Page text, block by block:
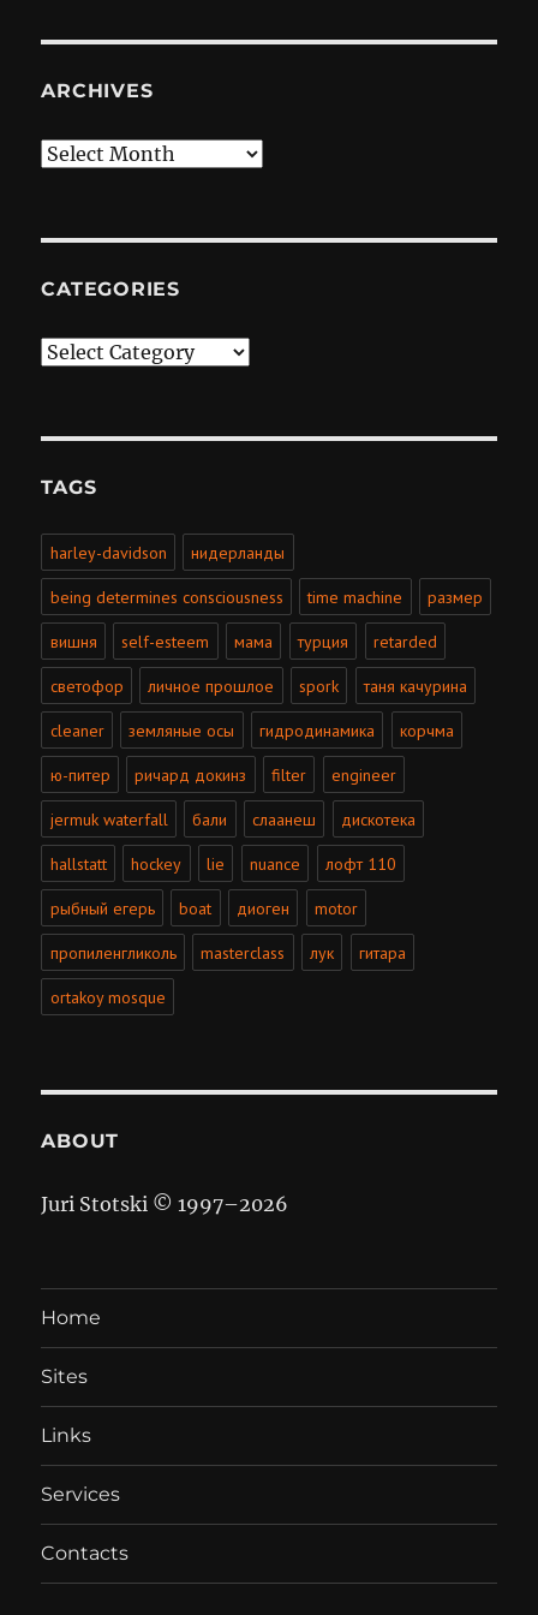
ARCHIVES
Archives
CATEGORIES
Categories
TAGS
harley-davidson нидерланды
being determines consciousness time machine размер
вишня self-esteem мама турция retarded
светофор личное прошлое spork таня качурина
cleaner земляные осы гидродинамика корчма
ю-питер ричард докинз filter engineer
jermuk waterfall бали слаанеш дискотека
hallstatt hockey lie nuance лофт 110
рыбный егерь boat диоген motor
пропиленгликоль masterclass лук гитара
ortakoy mosque
ABOUT
Juri Stotski © 1997–2026
Home
Sites
Links
Services
Contacts